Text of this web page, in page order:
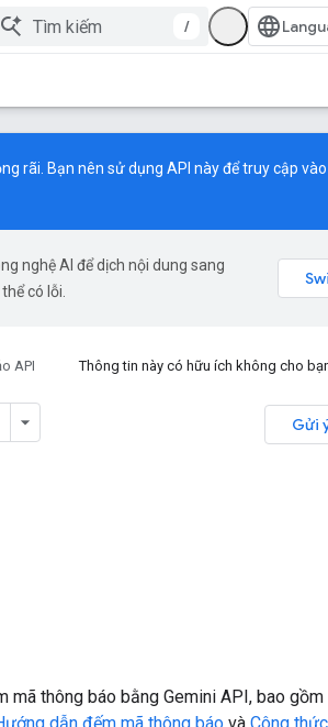
/
rãi. Bạn nên sử dụng API này để truy cập
nghệ AI để dịch nội dung sang
có lỗi.
API Thông tin này có hữu ích không cho
Gửi
mã thông báo bằng Gemini API, bao